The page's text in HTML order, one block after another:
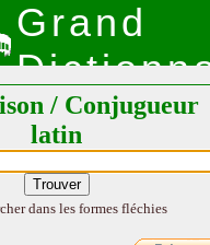
Grand
Latin
/ Conjugueur
latin
dans les formes fléchies